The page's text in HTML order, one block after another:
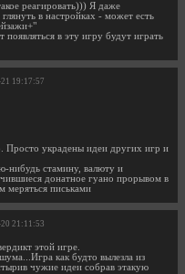
реагировать))) Я даже
в настройках - может есть
в эту игру будут играть
21 19:17:57
Просто украдены идеи других игр и
нибудь стамину, валюту и
донатное гуано прорывом в
меряться письками
20 21:11:53
этой игре.
как будто вылезла из
чужие идеи собрав этакую